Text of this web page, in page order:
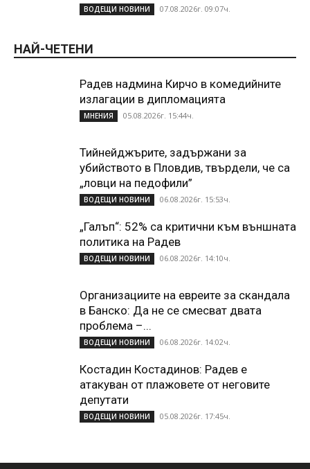
ВОДЕЩИ НОВИНИ 07.08.2026г. 09:07ч.
НАЙ-ЧЕТЕНИ
Радев надмина Кирчо в комедийните
излагации в дипломацията
МНЕНИЯ 05.08.2026г. 15:44ч.
Тийнейджърите, задържани за
убийството в Пловдив, твърдели, че са
„ловци на педофили”
ВОДЕЩИ НОВИНИ 06.08.2026г. 15:53ч.
„Галъп“: 52% са критични към външната
политика на Радев
ВОДЕЩИ НОВИНИ 06.08.2026г. 14:10ч.
Организациите на евреите за скандала
в Банско: Да не се смесват двата
проблема –...
ВОДЕЩИ НОВИНИ 06.08.2026г. 14:02ч.
Костадин Костадинов: Радев е
атакуван от плажoвете от неговите
депутати
ВОДЕЩИ НОВИНИ 05.08.2026г. 17:45ч.